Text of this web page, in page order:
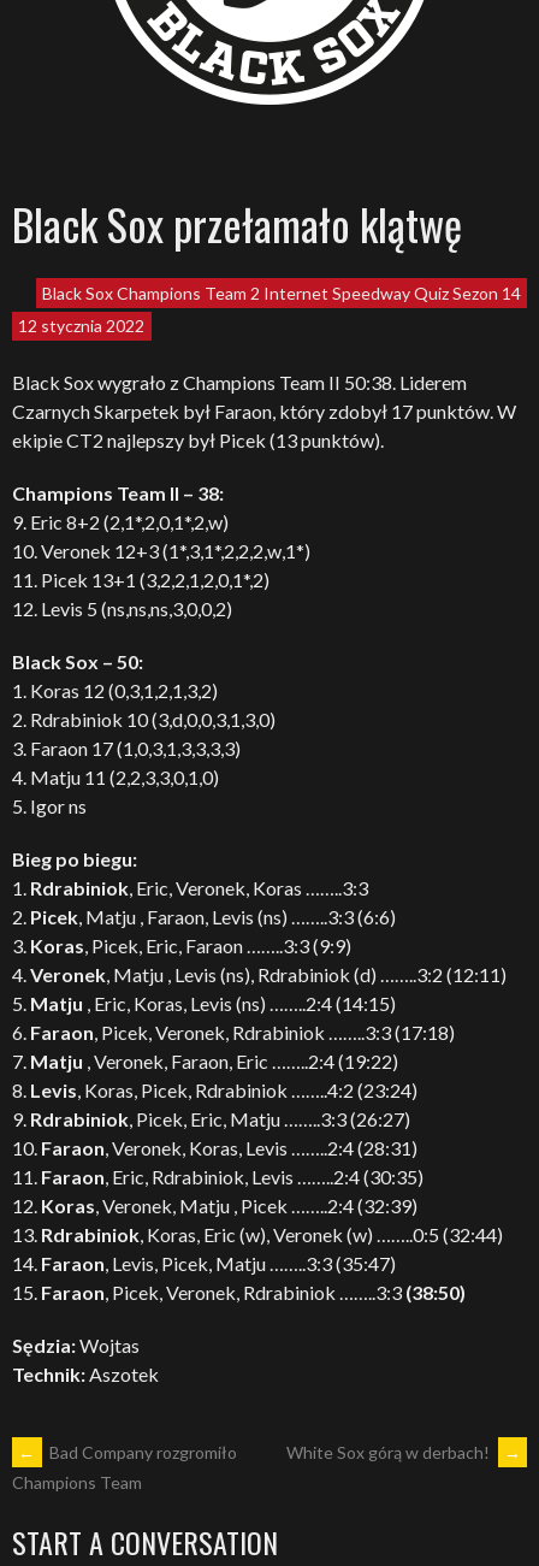
Black Sox przełamało klątwę
Black SoxChampions Team 2 Internet Speedway QuizSezon 14
12 stycznia 2022
Black Sox wygrało z Champions Team II 50:38. Liderem
Czarnych Skarpetek był Faraon, który zdobył 17 punktów. W
ekipie CT2 najlepszy był Picek (13 punktów).
Champions Team II – 38:
9. Eric 8+2 (2,1*,2,0,1*,2,w)
10. Veronek 12+3 (1*,3,1*,2,2,2,w,1*)
11. Picek 13+1 (3,2,2,1,2,0,1*,2)
12. Levis 5 (ns,ns,ns,3,0,0,2)
Black Sox – 50:
1. Koras 12 (0,3,1,2,1,3,2)
2. Rdrabiniok 10 (3,d,0,0,3,1,3,0)
3. Faraon 17 (1,0,3,1,3,3,3,3)
4. Matju 11 (2,2,3,3,0,1,0)
5. Igor ns
Bieg po biegu:
1. Rdrabiniok, Eric, Veronek, Koras ……..3:3
2. Picek, Matju , Faraon, Levis (ns) ……..3:3 (6:6)
3. Koras, Picek, Eric, Faraon ……..3:3 (9:9)
4.Veronek, Matju , Levis (ns), Rdrabiniok (d) ……..3:2 (12:11)
5. Matju , Eric, Koras, Levis (ns) ……..2:4 (14:15)
6. Faraon, Picek, Veronek, Rdrabiniok ……..3:3 (17:18)
7. Matju , Veronek, Faraon, Eric ……..2:4 (19:22)
8. Levis, Koras, Picek, Rdrabiniok ……..4:2 (23:24)
9. Rdrabiniok, Picek, Eric, Matju ……..3:3 (26:27)
10. Faraon, Veronek, Koras, Levis ……..2:4 (28:31)
11. Faraon, Eric, Rdrabiniok, Levis ……..2:4 (30:35)
12. Koras, Veronek, Matju , Picek ……..2:4 (32:39)
13. Rdrabiniok, Koras, Eric (w), Veronek (w) ……..0:5 (32:44)
14. Faraon, Levis, Picek, Matju ……..3:3 (35:47)
15. Faraon, Picek, Veronek, Rdrabiniok ……..3:3 (38:50)
Sędzia:Wojtas
Technik:Aszotek
POST
NAVIGATION
←
Bad Company rozgromiło
Champions Team
White Sox górą w derbach! →
START A CONVERSATION